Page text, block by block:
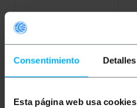
Consentimiento Detalles
Esta página web usa cookies
OUTLET60%